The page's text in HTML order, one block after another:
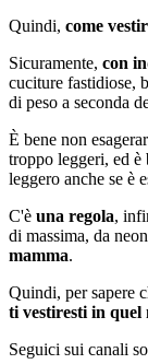
Quindi, come
Sicuramente, con
cuciture fastidiose,
di peso a seconda
È bene non
troppo leggeri, ed è
leggero anche se è
C'è una regola,
di massima, da
mamma.
Quindi, per sapere
ti vestiresti in quel
Seguici sui canali